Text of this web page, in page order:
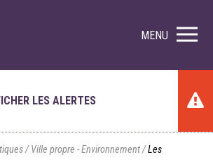
MENU
LES ALERTES
/Ville propre - Environnement/Les